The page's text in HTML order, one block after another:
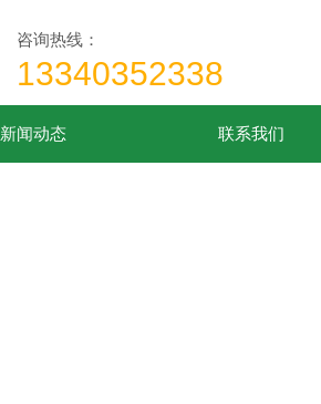
咨询热线：
13340352338
新闻动态 联系我们